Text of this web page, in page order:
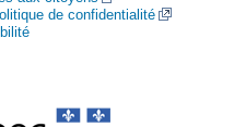
de confidentialité